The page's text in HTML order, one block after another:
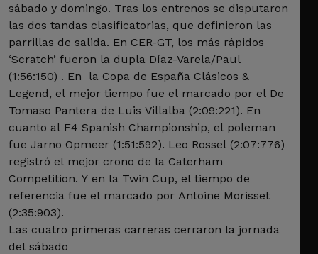
sábado y domingo. Tras los entrenos se disputaron
las dos tandas clasificatorias, que definieron las
parrillas de salida. En CER-GT, los más rápidos
‘Scratch’ fueron la dupla Díaz-Varela/Paul
(1:56:150) . En la Copa de España Clásicos &
Legend, el mejor tiempo fue el marcado por el De
Tomaso Pantera de Luis Villalba (2:09:221). En
cuanto al F4 Spanish Championship, el poleman
fue Jarno Opmeer (1:51:592). Leo Rossel (2:07:776)
registró el mejor crono de la Caterham
Competition. Y en la Twin Cup, el tiempo de
referencia fue el marcado por Antoine Morisset
(2:35:903).
Las cuatro primeras carreras cerraron la jornada
del sábado